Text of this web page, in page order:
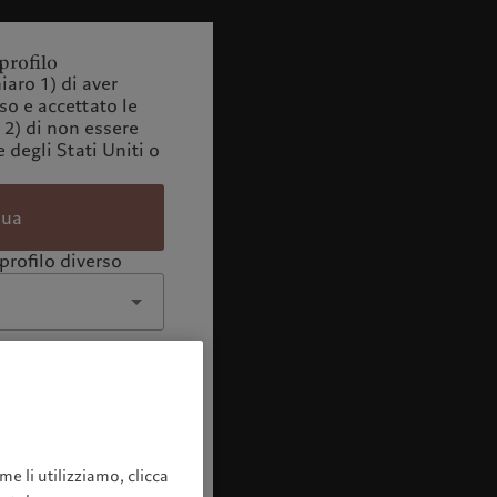
1) di aver
e accettato le
di non essere
degli Stati Uniti o
diverso
li utilizziamo, clicca